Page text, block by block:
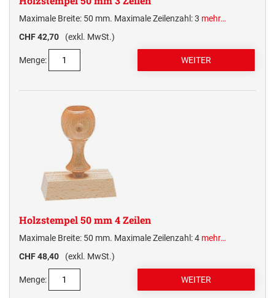
Maximale Breite: 50 mm. Maximale Zeilenzahl: 3 mehr…
CHF 42,70
(exkl. MwSt.)
Menge:
Holzstempel 50 mm 4 Zeilen
Maximale Breite: 50 mm. Maximale Zeilenzahl: 4 mehr…
CHF 48,40
(exkl. MwSt.)
Menge: